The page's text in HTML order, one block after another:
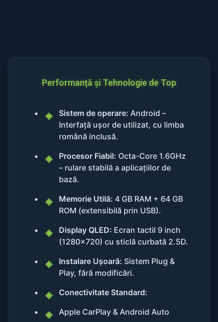
Performanță și Tehnologie de Top
Sistem de operare: Android –
Interfață ușor de utilizat, cu limba
română inclusă.
Procesor Fiabil: Octa-Core 1.6GHz
– rulare stabilă a aplicațiilor de
bază.
Memorie Utilă: 4 GB RAM + 64 GB
ROM (extensibilă prin USB).
Display QLED: Ecran tactil 9 inch
(1280x720) cu sticlă curbată 2.5D.
Instalare Ușoară: Sistem Plug &
Play, fără modificări.
Conectivitate Standard:
Apple CarPlay & Android Auto